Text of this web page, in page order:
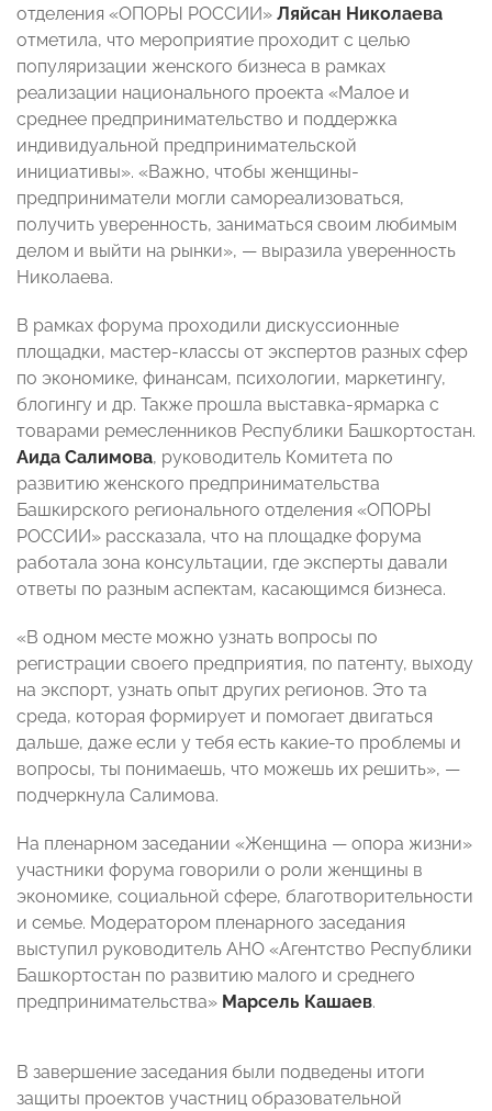
отделения «ОПОРЫ РОССИИ» Ляйсан Николаева
отметила, что мероприятие проходит с целью
популяризации женского бизнеса в рамках
реализации национального проекта «Малое и
среднее предпринимательство и поддержка
индивидуальной предпринимательской
инициативы». «Важно, чтобы женщины-
предприниматели могли самореализоваться,
получить уверенность, заниматься своим любимым
делом и выйти на рынки», — выразила уверенность
Николаева.
В рамках форума проходили дискуссионные
площадки, мастер-классы от экспертов разных сфер
по экономике, финансам, психологии, маркетингу,
блогингу и др. Также прошла выставка-ярмарка с
товарами ремесленников Республики Башкортостан.
Аида Салимова, руководитель Комитета по
развитию женского предпринимательства
Башкирского регионального отделения «ОПОРЫ
РОССИИ» рассказала, что на площадке форума
работала зона консультации, где эксперты давали
ответы по разным аспектам, касающимся бизнеса.
«В одном месте можно узнать вопросы по
регистрации своего предприятия, по патенту, выходу
на экспорт, узнать опыт других регионов. Это та
среда, которая формирует и помогает двигаться
дальше, даже если у тебя есть какие-то проблемы и
вопросы, ты понимаешь, что можешь их решить», —
подчеркнула Салимова.
На пленарном заседании «Женщина — опора жизни»
участники форума говорили о роли женщины в
экономике, социальной сфере, благотворительности
и семье. Модератором пленарного заседания
выступил руководитель АНО «Агентство Республики
Башкортостан по развитию малого и среднего
предпринимательства» Марсель Кашаев.
В завершение заседания были подведены итоги
защиты проектов участниц образовательной